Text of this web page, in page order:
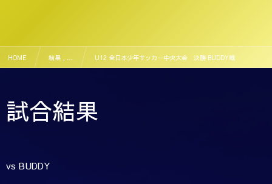
HOME 結果 , … U12 全日本少年サッカー中央大会 決勝 BUDDY戦
試合結果
vs BUDDY